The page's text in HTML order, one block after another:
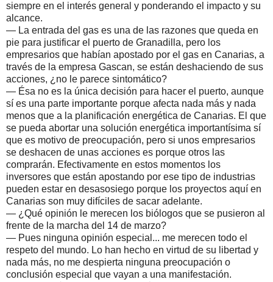
siempre en el interés general y ponderando el impacto y su
alcance.
— La entrada del gas es una de las razones que queda en
pie para justificar el puerto de Granadilla, pero los
empresarios que habían apostado por el gas en Canarias, a
través de la empresa Gascan, se están deshaciendo de sus
acciones, ¿no le parece sintomático?
— Ésa no es la única decisión para hacer el puerto, aunque
sí es una parte importante porque afecta nada más y nada
menos que a la planificación energética de Canarias. El que
se pueda abortar una solución energética importantísima sí
que es motivo de preocupación, pero si unos empresarios
se deshacen de unas acciones es porque otros las
comprarán. Efectivamente en estos momentos los
inversores que están apostando por ese tipo de industrias
pueden estar en desasosiego porque los proyectos aquí en
Canarias son muy difíciles de sacar adelante.
— ¿Qué opinión le merecen los biólogos que se pusieron al
frente de la marcha del 14 de marzo?
— Pues ninguna opinión especial... me merecen todo el
respeto del mundo. Lo han hecho en virtud de su libertad y
nada más, no me despierta ninguna preocupación o
conclusión especial que vayan a una manifestación.